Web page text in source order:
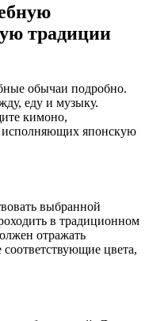
традиции
обычаи подробно.
еду и музыку.
кимоно,
исполняющих японскую
выбранной
в традиционном
отражать
цвета,